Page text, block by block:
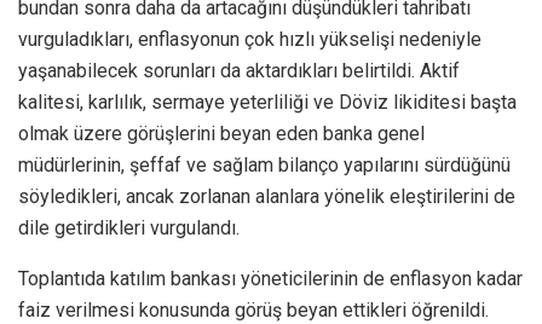
bundan sonra daha da artacağını düşündükleri tahribatı
vurguladıkları, enflasyonun çok hızlı yükselişi nedeniyle
yaşanabilecek sorunları da aktardıkları belirtildi. Aktif
kalitesi, karlılık, sermaye yeterliliği ve Döviz likiditesi başta
olmak üzere görüşlerini beyan eden banka genel
müdürlerinin, şeffaf ve sağlam bilanço yapılarını sürdüğünü
söyledikleri, ancak zorlanan alanlara yönelik eleştirilerini de
dile getirdikleri vurgulandı.
Toplantıda katılım bankası yöneticilerinin de enflasyon kadar
faiz verilmesi konusunda görüş beyan ettikleri öğrenildi.